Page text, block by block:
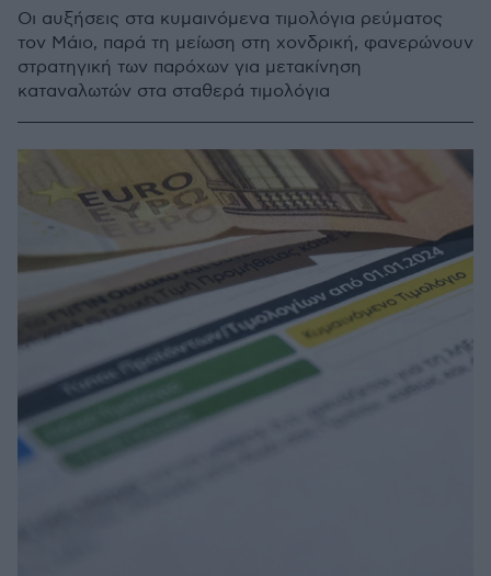
Οι αυξήσεις στα κυμαινόμενα τιμολόγια ρεύματος
τον Μάιο, παρά τη μείωση στη χονδρική, φανερώνουν
στρατηγική των παρόχων για μετακίνηση
καταναλωτών στα σταθερά τιμολόγια